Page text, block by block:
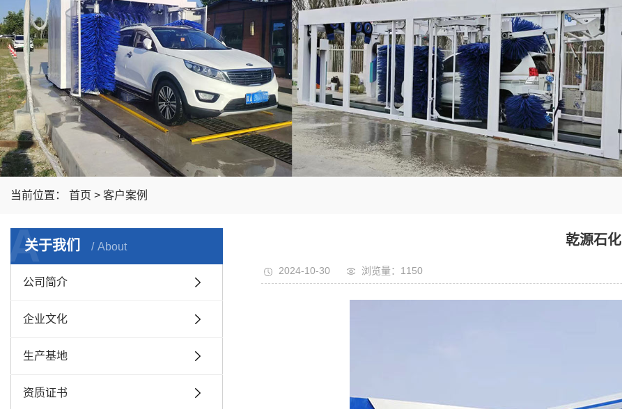
当前位置： 首页 > 客户案例
关于我们 About
A
公司简介
企业文化
生产基地
资质证书
乾源石化
2024-10-30 浏览量：1150